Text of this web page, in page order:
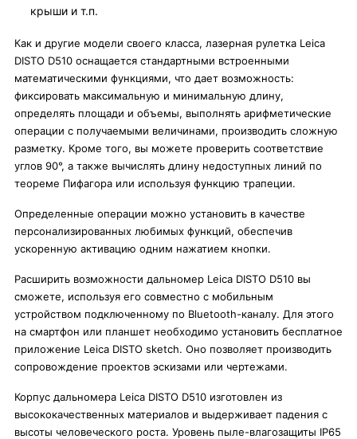
крыши и т.п.
Как и другие модели своего класса, лазерная рулетка Leica
DISTO D510 оснащается стандартными встроенными
математическими функциями, что дает возможность:
фиксировать максимальную и минимальную длину,
определять площади и объемы, выполнять арифметические
операции с получаемыми величинами, производить сложную
разметку. Кроме того, вы можете проверить соответствие
углов 90°, а также вычислять длину недоступных линий по
теореме Пифагора или используя функцию трапеции.
Определенные операции можно установить в качестве
персонализированных любимых функций, обеспечив
ускоренную активацию одним нажатием кнопки.
Расширить возможности дальномер Leica DISTO D510 вы
сможете, используя его совместно с мобильным
устройством подключенному по Bluetooth-каналу. Для этого
на смартфон или планшет необходимо установить бесплатное
приложение Leica DISTO sketch. Оно позволяет производить
сопровождение проектов эскизами или чертежами.
Корпус дальномера Leica DISTO D510 изготовлен из
высококачественных материалов и выдерживает падения с
высоты человеческого роста. Уровень пыле-влагозащиты IP65